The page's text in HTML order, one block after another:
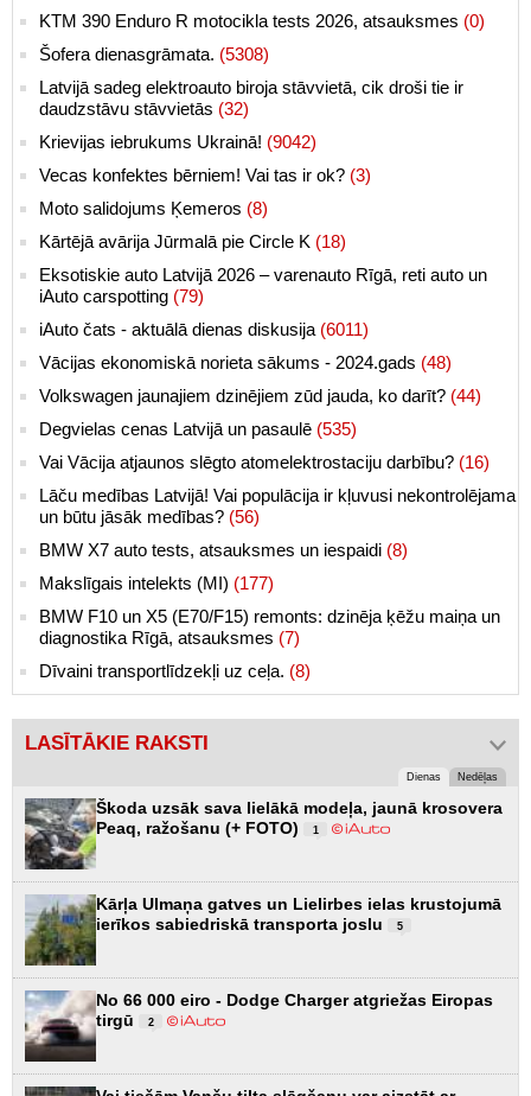
KTM 390 Enduro R motocikla tests 2026, atsauksmes (0)
Šofera dienasgrāmata. (5308)
Latvijā sadeg elektroauto biroja stāvvietā, cik droši tie ir
daudzstāvu stāvvietās (32)
Krievijas iebrukums Ukrainā! (9042)
Vecas konfektes bērniem! Vai tas ir ok? (3)
Moto salidojums Ķemeros (8)
Kārtējā avārija Jūrmalā pie Circle K (18)
Eksotiskie auto Latvijā 2026 – varenauto Rīgā, reti auto un
iAuto carspotting (79)
iAuto čats - aktuālā dienas diskusija (6011)
Vācijas ekonomiskā norieta sākums - 2024.gads (48)
Volkswagen jaunajiem dzinējiem zūd jauda, ko darīt? (44)
Degvielas cenas Latvijā un pasaulē (535)
Vai Vācija atjaunos slēgto atomelektrostaciju darbību? (16)
Lāču medības Latvijā! Vai populācija ir kļuvusi nekontrolējama
un būtu jāsāk medības? (56)
BMW X7 auto tests, atsauksmes un iespaidi (8)
Makslīgais intelekts (MI) (177)
BMW F10 un X5 (E70/F15) remonts: dzinēja ķēžu maiņa un
diagnostika Rīgā, atsauksmes (7)
Dīvaini transportlīdzekļi uz ceļa. (8)
LASĪTĀKIE RAKSTI
Dienas Nedēļas
Škoda uzsāk sava lielākā modeļa, jaunā krosovera
Peaq, ražošanu (+ FOTO)
1
Kārļa Ulmaņa gatves un Lielirbes ielas krustojumā
ierīkos sabiedriskā transporta joslu
5
No 66 000 eiro - Dodge Charger atgriežas Eiropas
tirgū
2